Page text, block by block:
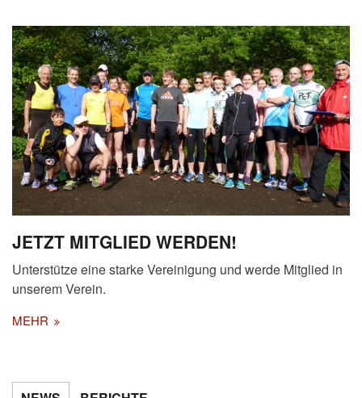
JETZT MITGLIED WERDEN!
Unterstütze eine starke Vereinigung und werde Mitglied in
unserem Verein.
MEHR